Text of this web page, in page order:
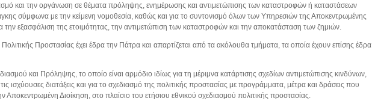
και την οργάνωση σε θέματα πρόληψης, ενημέρωσης και αντιμετώπισης των καταστροφών ή καταστάσεων
σύμφωνα με την κείμενη νομοθεσία, καθώς και για το συντονισμό όλων των Υπηρεσιών της Αποκεντρωμένης
την εξασφάλιση της ετοιμότητας, την αντιμετώπιση των καταστροφών και την αποκατάσταση των ζημιών.
Προστασίας έχει έδρα την Πάτρα και απαρτίζεται από τα ακόλουθα τμήματα, τα οποία έχουν επίσης έδρα
και Πρόληψης, το οποίο είναι αρμόδιο ιδίως για τη μέριμνα κατάρτισης σχεδίων αντιμετώπισης κινδύνων,
ισχύουσες διατάξεις και για το σχεδιασμό της πολιτικής προστασίας με προγράμματα, μέτρα και δράσεις που
Αποκεντρωμένη Διοίκηση, στο πλαίσιο του ετήσιου εθνικού σχεδιασμού πολιτικής προστασίας.